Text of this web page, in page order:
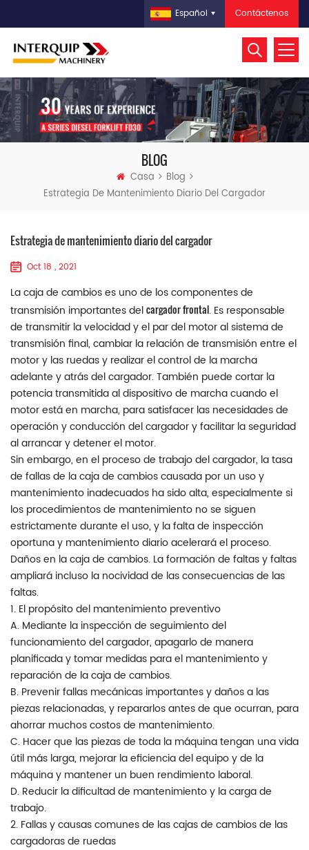
Contáctenos
Español
BLOG
Casa
Blog
Estrategia De Mantenimiento Diario Del Cargador
Estrategia de mantenimiento diario del cargador
Oct 18 , 2021
La caja de cambios es uno de los componentes de
transmisión importantes delcargador frontal. Es responsable
de transmitir la velocidad y el par del motor al sistema de
transmisión final, cambiar la relación de transmisión entre el
motor y las ruedas y realizar el control de la marcha
adelante y atrás del cargador. También puede cortar la
potencia transmitida al dispositivo de marcha cuando el
motor está en marcha, para satisfacer las necesidades de
operación y conducción del cargador y facilitar la seguridad
al arrancar y detener el motor.
Sin embargo, en el proceso de trabajo del cargador, la tasa
de fallas de la caja de cambios causada por un uso y
mantenimiento inadecuados ha sido alta, especialmente si
los procedimientos de mantenimiento no se siguen
estrictamente durante el uso, y la falta de inspección
oportuna y mantenimiento diario acelerará el proceso.
Daños en la caja de cambios. La formación de faltas y faltas
ampliará incluso la nocividad de las consecuencias de las
faltas.
1. El propósito del mantenimiento preventivo
A. Mediante la inspección de seguimiento del
funcionamiento del cargador, apagarlo de manera
planificada y tomar medidas para el mantenimiento y
reparación de la caja de cambios.
B. Prevenir fallas mecánicas importantes y daños a las
piezas relacionadas, y repararlos antes de que ocurran, para
ahorrar muchos costos de mantenimiento.
C. Hacer que las piezas de toda la máquina tengan una vida
útil más larga, mejorar la eficiencia del equipo y de la
máquina y mantener un buen rendimiento laboral.
D. Reducir la dificultad de mantenimiento y la carga de
trabajo.
2. Fallas y causas comunes de las cajas de cambios de las
cargadoras de ruedas